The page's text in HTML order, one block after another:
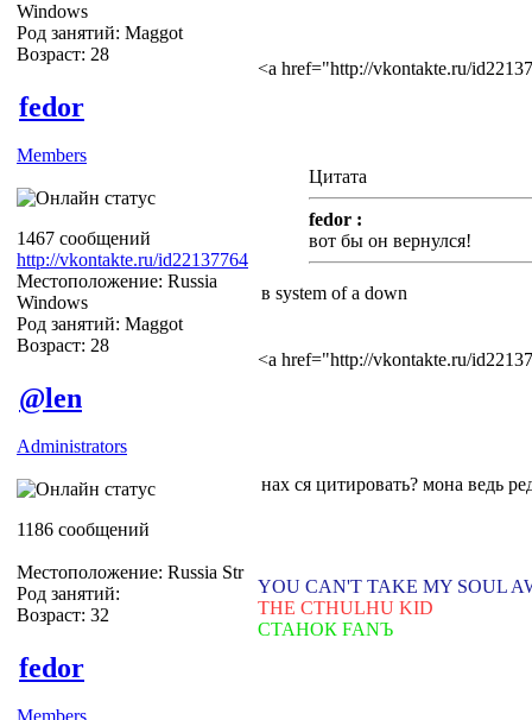
Windows
Род занятий: Maggot
Возраст: 28
<a href="http://vkontakte.ru/
fedor
Members
1467 сообщений
http://vkontakte.ru/id22137764
Местоположение: Russia
Windows
Род занятий: Maggot
Возраст: 28
Цитата
fedor :
вот бы он вернулся!
в system of a down
<a href="http://vkontakte.ru/
@len
Administrators
1186 сообщений
Местоположение: Russia Str
Род занятий:
Возраст: 32
нах ся цитировать? мона ведь
YOU CAN'T TAKE MY SOUL
THE CTHULHU KID
СТАНОК FANЪ
fedor
Members